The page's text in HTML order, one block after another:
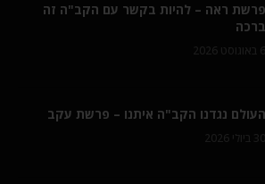
פרשת ראה – להיות בקשר עם הקב"ה זה
ברכה
6 באוגוסט 2026
העולם נגדנו הקב"ה איתנו – פרשת עקב
30 ביולי 2026